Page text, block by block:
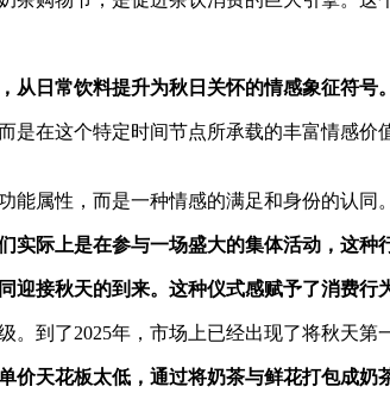
从日常饮料提升为秋日关怀的情感象征符号。
是在这个特定时间节点所承载的丰富情感
属性，而是一种情感的满足和身份的认同。
实际上是在参与一场盛大的集体活动，这种
接秋天的到来。这种仪式感赋予了消费行
到了2025年，市场上已经出现了将秋天第
价天花板太低，通过将奶茶与鲜花打包成